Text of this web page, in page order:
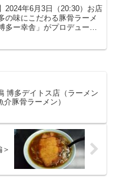
2024年6月3日（20:30）お店
の味にこだわる豚骨ラーメ
多ー幸舎」がプロデュース
博多デイトス店（ラーメン
介豚骨ラーメン）